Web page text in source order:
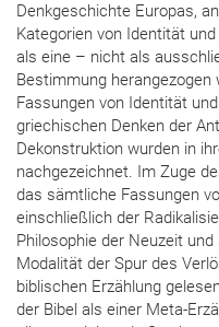
Denkgeschichte Europas,
Kategorien von Identität
als eine – nicht als
Bestimmung
Fassungen von Identität
griechischen Denken der
Dekonstruktion wurden in
nachgezeichnet. Im Zuge
das sämtliche Fassungen
einschließlich der
Philosophie der Neuzeit
Modalität der Spur des
biblischen Erzählung
der Bibel als einer Meta-